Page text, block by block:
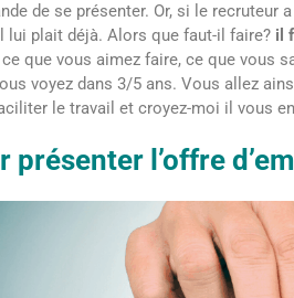
de se présenter. Or, si le recruteur
lui plait déjà. Alors que faut-il faire? il
ce que vous aimez faire, ce que vous
voyez dans 3/5 ans. Vous allez
le travail et croyez-moi il vous
présenter l’offre